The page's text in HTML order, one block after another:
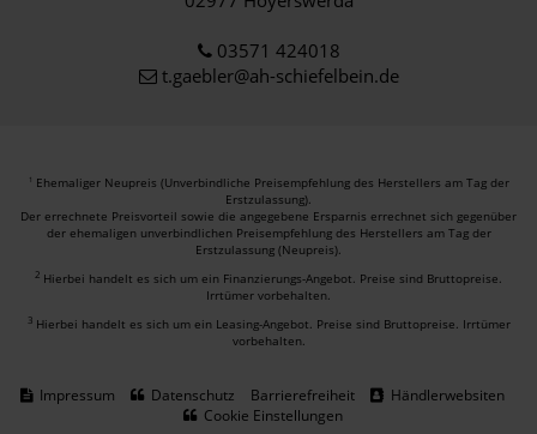
03571 424018
t.gaebler@ah-schiefelbein.de
1 Ehemaliger Neupreis (Unverbindliche Preisempfehlung des Herstellers am Tag der
Erstzulassung).
Der errechnete Preisvorteil sowie die angegebene Ersparnis errechnet sich gegenüber
der ehemaligen unverbindlichen Preisempfehlung des Herstellers am Tag der
Erstzulassung (Neupreis).
2 Hierbei handelt es sich um ein Finanzierungs-Angebot. Preise sind Bruttopreise.
Irrtümer vorbehalten.
3 Hierbei handelt es sich um ein Leasing-Angebot. Preise sind Bruttopreise. Irrtümer
vorbehalten.
Impressum Datenschutz Barrierefreiheit
Händlerwebsiten
Cookie Einstellungen